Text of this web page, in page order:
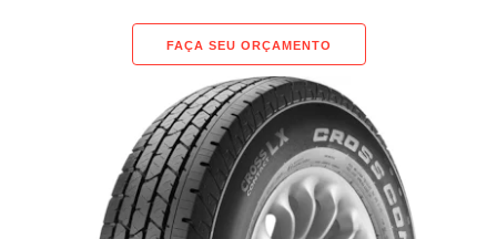
FAÇA SEU ORÇAMENTO